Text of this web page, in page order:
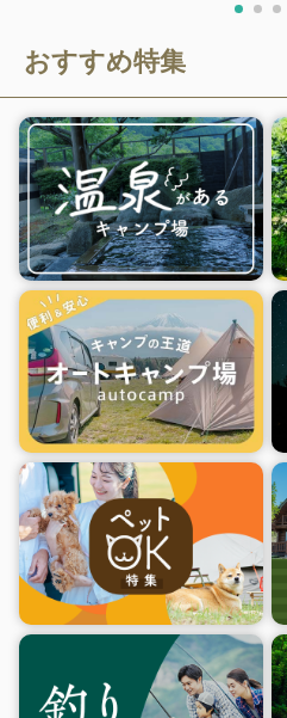
おすすめ特集